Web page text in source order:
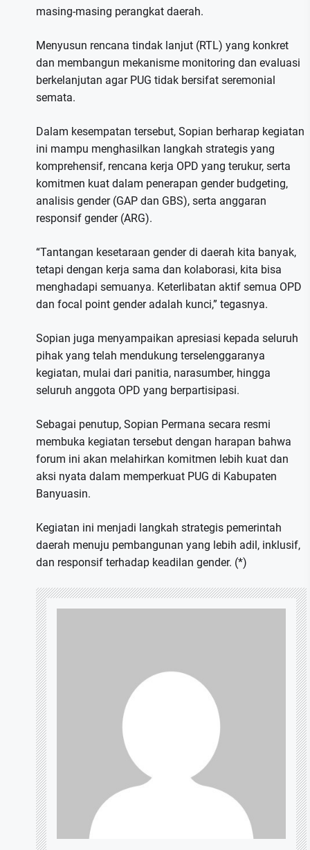
masing-masing perangkat daerah.
Menyusun rencana tindak lanjut (RTL) yang konkret
dan membangun mekanisme monitoring dan evaluasi
berkelanjutan agar PUG tidak bersifat seremonial
semata.
Dalam kesempatan tersebut, Sopian berharap kegiatan
ini mampu menghasilkan langkah strategis yang
komprehensif, rencana kerja OPD yang terukur, serta
komitmen kuat dalam penerapan gender budgeting,
analisis gender (GAP dan GBS), serta anggaran
responsif gender (ARG).
“Tantangan kesetaraan gender di daerah kita banyak,
tetapi dengan kerja sama dan kolaborasi, kita bisa
menghadapi semuanya. Keterlibatan aktif semua OPD
dan focal point gender adalah kunci,” tegasnya.
Sopian juga menyampaikan apresiasi kepada seluruh
pihak yang telah mendukung terselenggaranya
kegiatan, mulai dari panitia, narasumber, hingga
seluruh anggota OPD yang berpartisipasi.
Sebagai penutup, Sopian Permana secara resmi
membuka kegiatan tersebut dengan harapan bahwa
forum ini akan melahirkan komitmen lebih kuat dan
aksi nyata dalam memperkuat PUG di Kabupaten
Banyuasin.
Kegiatan ini menjadi langkah strategis pemerintah
daerah menuju pembangunan yang lebih adil, inklusif,
dan responsif terhadap keadilan gender. (*)